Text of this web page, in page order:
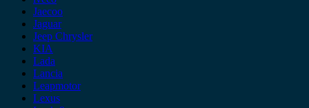
Jaecoo
Jaguar
Jeep Chrysler
KIA
Lada
Lancia
Leapmotor
Lexus